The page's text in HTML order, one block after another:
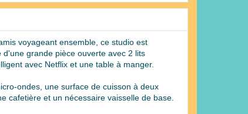
voyageant ensemble, ce studio est
grande pièce ouverte avec 2 lits
avec Netflix et une table à manger.
ondes, une surface de cuisson à deux
cafetière et un nécessaire vaisselle de base.